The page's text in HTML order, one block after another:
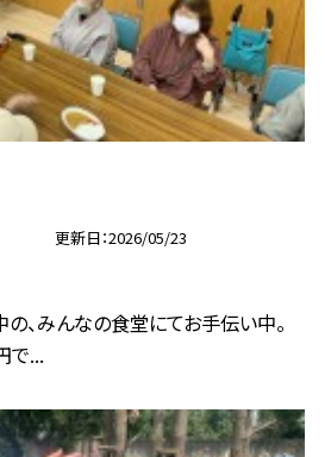
更新日 2026/05/23
、みんなの食堂にてお手伝い中。
で...